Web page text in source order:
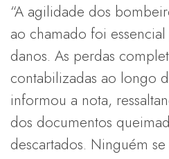
“A agilidade dos
ao chamado foi
danos. As perdas
contabilizadas ao longo
informou a nota,
dos documentos
descartados. Ninguém